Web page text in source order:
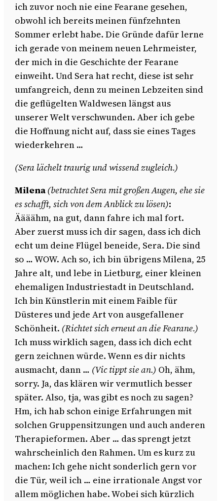
ich zuvor noch nie eine Fearane gesehen,
obwohl ich bereits meinen fünfzehnten
Sommer erlebt habe. Die Gründe dafür lerne
ich gerade von meinem neuen Lehrmeister,
der mich in die Geschichte der Fearane
einweiht. Und Sera hat recht, diese ist sehr
umfangreich, denn zu meinen Lebzeiten sind
die geflügelten Waldwesen längst aus
unserer Welt verschwunden. Aber ich gebe
die Hoffnung nicht auf, dass sie eines Tages
wiederkehren …
(Sera lächelt traurig und wissend zugleich.)
Milena(betrachtet Sera mit großen Augen, ehe sie
es schafft, sich von dem Anblick zu lösen):
Äääähm, na gut, dann fahre ich mal fort.
Aber zuerst muss ich dir sagen, dass ich dich
echt um deine Flügel beneide, Sera. Die sind
so … WOW. Ach so, ich bin übrigens Milena, 25
Jahre alt, und lebe in Lietburg, einer kleinen
ehemaligen Industriestadt in Deutschland.
Ich bin Künstlerin mit einem Faible für
Düsteres und jede Art von ausgefallener
Schönheit. (Richtet sich erneut an die Fearane.)
Ich muss wirklich sagen, dass ich dich echt
gern zeichnen würde. Wenn es dir nichts
ausmacht, dann … (Vic tippt sie an.) Oh, ähm,
sorry. Ja, das klären wir vermutlich besser
später. Also, tja, was gibt es noch zu sagen?
Hm, ich hab schon einige Erfahrungen mit
solchen Gruppensitzungen und auch anderen
Therapieformen. Aber … das sprengt jetzt
wahrscheinlich den Rahmen. Um es kurz zu
machen: Ich gehe nicht sonderlich gern vor
die Tür, weil ich … eine irrationale Angst vor
allem möglichen habe. Wobei sich kürzlich